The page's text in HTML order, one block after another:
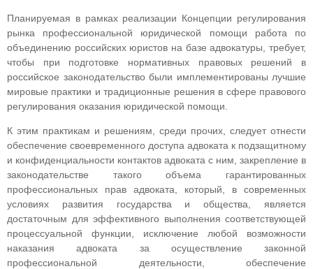
Планируемая в рамках реализации Концепции регулирования
рынка профессиональной юридической помощи работа по
объединению российских юристов на базе адвокатуры, требует,
чтобы при подготовке нормативных правовых решений в
российское законодательство были имплементированы лучшие
мировые практики и традиционные решения в сфере правового
регулирования оказания юридической помощи.
К этим практикам и решениям, среди прочих, следует отнести
обеспечение своевременного доступа адвоката к подзащитному
и конфиденциальности контактов адвоката с ним, закрепление в
законодательстве такого объема гарантированных
профессиональных прав адвоката, который, в современных
условиях развития государства и общества, является
достаточным для эффективного выполнения соответствующей
процессуальной функции, исключение любой возможности
наказания адвоката за осуществление законной
профессиональной деятельности, обеспечение